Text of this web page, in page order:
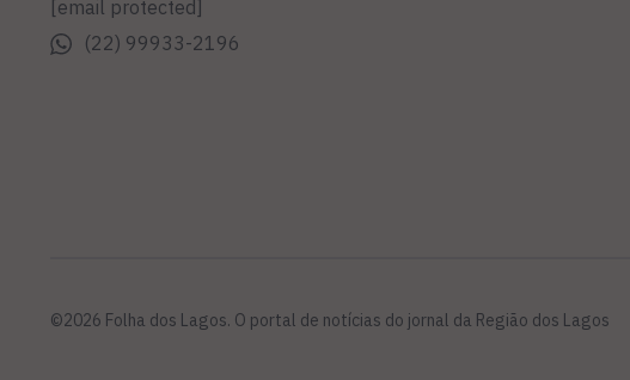
[email protected]
(22) 99933-2196
©2026 Folha dos Lagos. O portal de notícias do jornal da Região dos Lagos